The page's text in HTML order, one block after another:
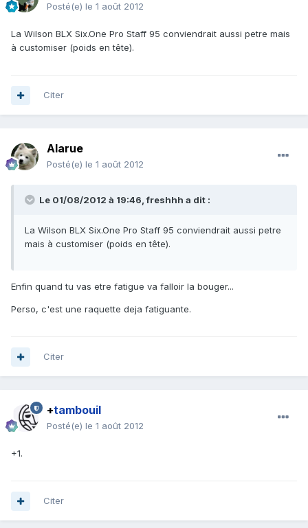
Posté(e) le 1 août 2012
La Wilson BLX Six.One Pro Staff 95 conviendrait aussi petre mais
à customiser (poids en tête).
Citer
Alarue
Posté(e) le 1 août 2012
Le 01/08/2012 à 19:46, freshhh a dit :
La Wilson BLX Six.One Pro Staff 95 conviendrait aussi petre
mais à customiser (poids en tête).
Enfin quand tu vas etre fatigue va falloir la bouger...
Perso, c'est une raquette deja fatiguante.
Citer
+tambouil
Posté(e) le 1 août 2012
+1.
Citer